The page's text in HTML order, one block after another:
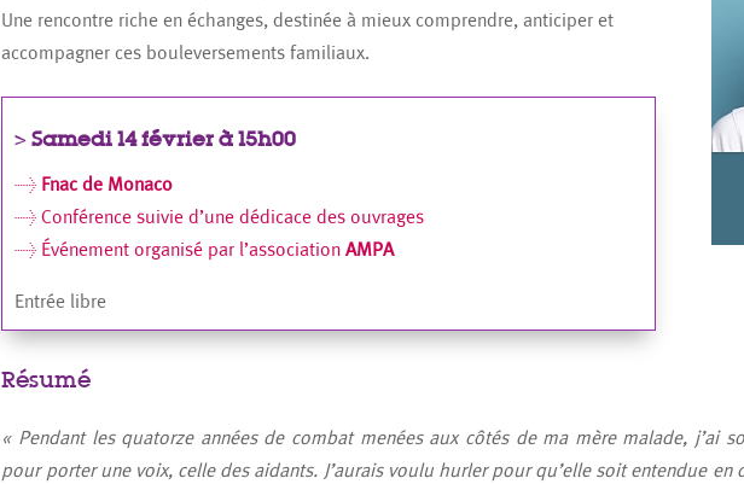
Une rencontre riche en échanges, destinée à mieux comprendre, anticiper et
accompagner ces bouleversements familiaux.
>Samedi 14 février à 15h00
> Fnac de Monaco
> Conférence suivie d’une dédicace des ouvrages
> Événement organisé par l’associationAMPA
Entrée libre
Résumé
« Pendant les quatorze années de combat menées aux côtés de ma mère malade, j’ai
pour porter une voix, celle des aidants. J’aurais voulu hurler pour qu’elle soit entendue